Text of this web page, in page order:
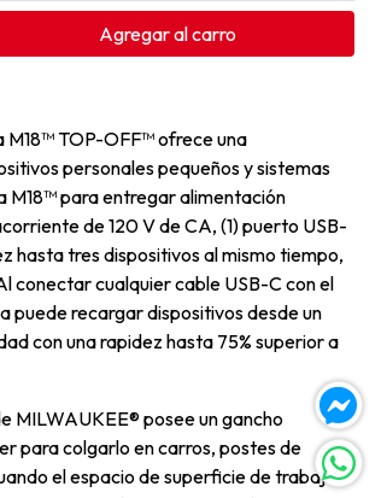
Agregaral carro
M18™ TOP-OFF™ ofrece una
personales pequeños y sistemas
M18™ para entregar alimentación
de 120 V de CA, (1) puerto USB-
hasta tres dispositivos al mismo tiempo,
conectar cualquier cable USB-C con el
puede recargar dispositivos desde un
con una rapidez hasta 75% superior a
MILWAUKEE® posee un gancho
para colgarlo en carros, postes de
el espacio de superficie de trabajo